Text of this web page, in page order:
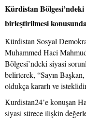
Kürdistan
birleştirilmesi
Kürdistan Sosyal
Muhammed Haci
Bölgesi’ndeki siyasi
belirterek, “Sayın
oldukça kararlı ve
Kurdistan24’e konuşan
siyasi sürece ilişkin